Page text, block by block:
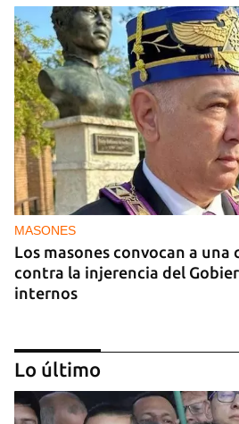
MASONES
Los masones convocan a
contra la injerencia del
internos
Lo último